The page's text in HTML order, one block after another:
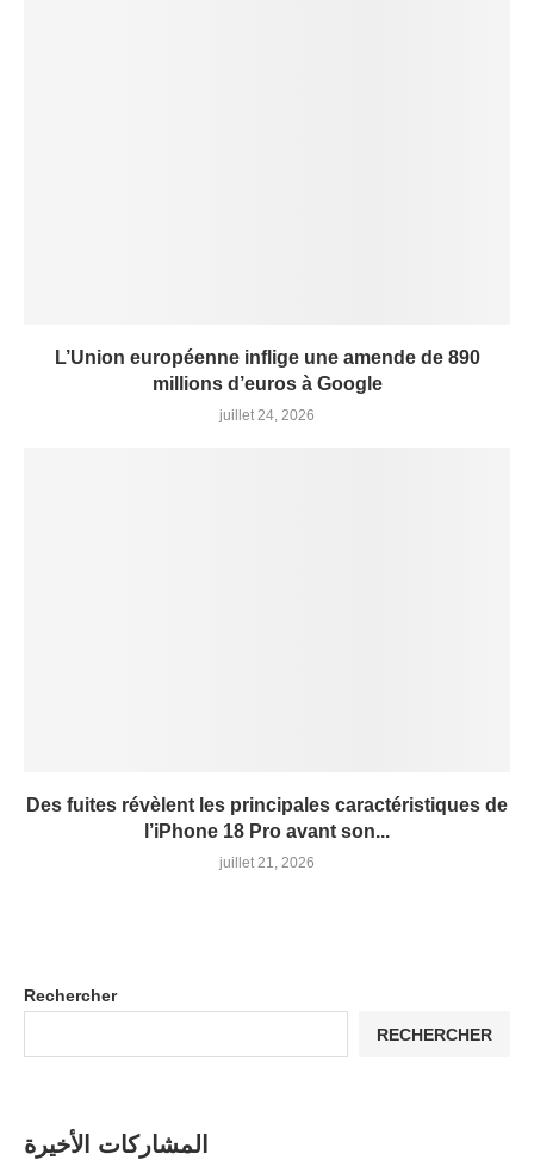
L’Union européenne inflige une amende de 890
millions d’euros à Google
juillet 24, 2026
Des fuites révèlent les principales caractéristiques de
l’iPhone 18 Pro avant son...
juillet 21, 2026
Rechercher
RECHERCHER
المشاركات الأخيرة